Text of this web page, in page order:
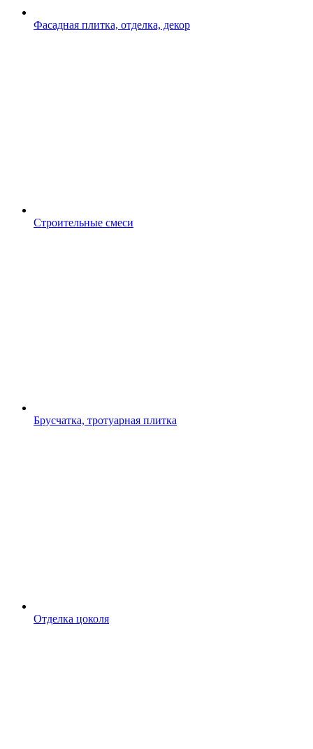
Фасадная плитка, отделка, декор
Строительные смеси
Брусчатка, тротуарная плитка
Отделка цоколя